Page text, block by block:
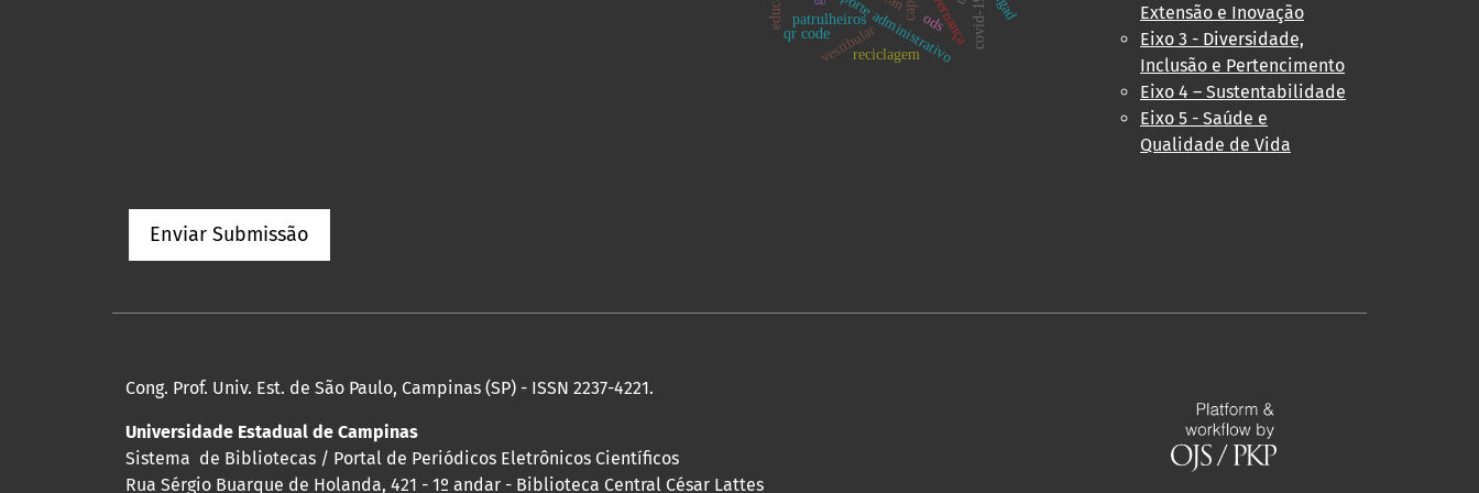
suporte administrativo
patrulheiros
vestibular
qr code covid-19
ods
reciclagem
Extensão e Inovação
Eixo 3 - Diversidade,
Inclusão e Pertencimento
Eixo 4 – Sustentabilidade
Eixo 5 - Saúde e
Qualidade de Vida
Enviar Submissão
Cong. Prof. Univ. Est. de São Paulo, Campinas (SP) - ISSN 2237-4221.
Universidade Estadual de Campinas
Sistema de Bibliotecas / Portal de Periódicos Eletrônicos Científicos
Rua Sérgio Buarque de Holanda, 421 - 1º andar - Biblioteca Central César Lattes